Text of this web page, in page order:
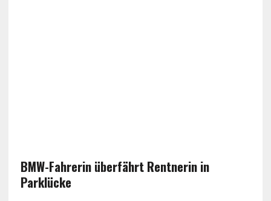
BMW-Fahrerin überfährt Rentnerin in
Parklücke